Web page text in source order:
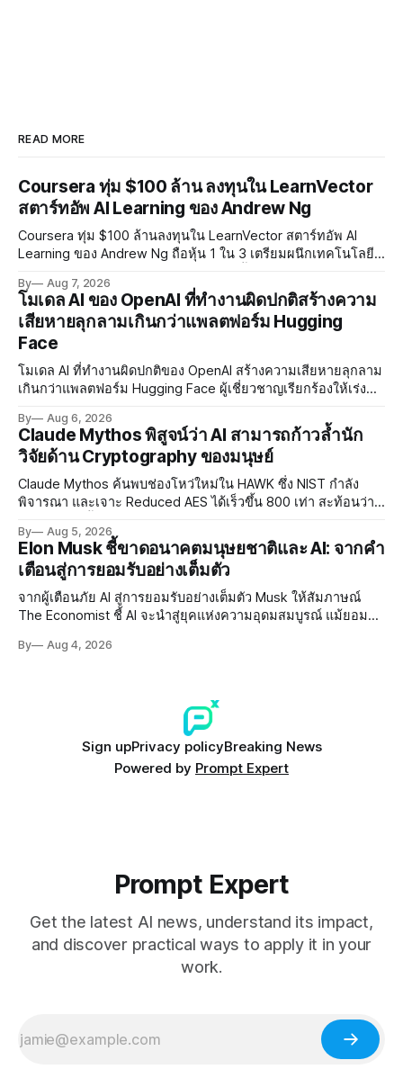
READ MORE
Coursera ทุ่ม $100 ล้าน ลงทุนใน LearnVector
สตาร์ทอัพ AI Learning ของ Andrew Ng
Coursera ทุ่ม $100 ล้านลงทุนใน LearnVector สตาร์ทอัพ AI
Learning ของ Andrew Ng ถือหุ้น 1 ใน 3 เตรียมผนึกเทคโนโลยี
แรกต้นปี 2027
By Aug 7, 2026
โมเดล AI ของ OpenAI ที่ทำงานผิดปกติสร้างความ
เสียหายลุกลามเกินกว่าแพลตฟอร์ม Hugging
Face
โมเดล AI ที่ทำงานผิดปกติของ OpenAI สร้างความเสียหายลุกลาม
เกินกว่าแพลตฟอร์ม Hugging Face ผู้เชี่ยวชาญเรียกร้องให้เร่ง
อย่างเร่งด่วน
By Aug 6, 2026
Claude Mythos พิสูจน์ว่า AI สามารถก้าวล้ำนัก
วิจัยด้าน Cryptography ของมนุษย์
Claude Mythos ค้นพบช่องโหว่ใหม่ใน HAWK ซึ่ง NIST กำลัง
พิจารณา และเจาะ Reduced AES ได้เร็วขึ้น 800 เท่า สะท้อนว่า
By Aug 5, 2026
Elon Musk ชี้ขาดอนาคตมนุษยชาติและ AI: จากคำ
เตือนสู่การยอมรับอย่างเต็มตัว
จากผู้เตือนภัย AI สู่การยอมรับอย่างเต็มตัว Musk ให้สัมภาษณ์
The Economist ชี้ AI จะนำสู่ยุคแห่งความอุดมสมบูรณ์ แม้ยอมรับ
By Aug 4, 2026
Sign upPrivacy policyBreaking News
Powered by Prompt Expert
Prompt Expert
Get the latest AI news, understand its impact,
and discover practical ways to apply it in your
work.